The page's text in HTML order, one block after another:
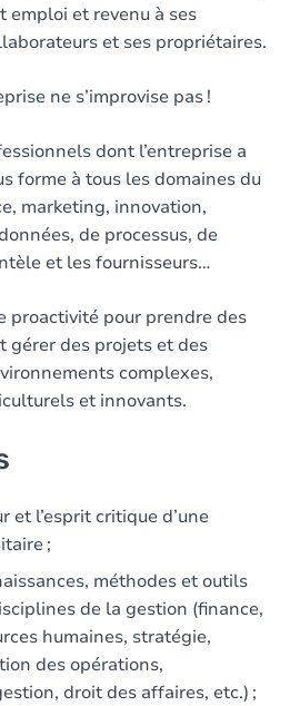
emploi et revenu à ses
et ses propriétaires.
ne s’improvise pas !
dont l’entreprise a
forme à tous les domaines du
marketing, innovation,
de processus, de
et les fournisseurs…
proactivité pour prendre des
gérer des projets et des
complexes,
et innovants.
et l’esprit critique d’une
;
méthodes et outils
de la gestion (finance,
humaines, stratégie,
des opérations,
droit des affaires, etc.) ;